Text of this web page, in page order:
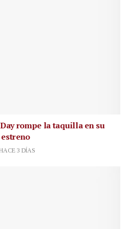
rompe la taquilla en su
3 DÍAS